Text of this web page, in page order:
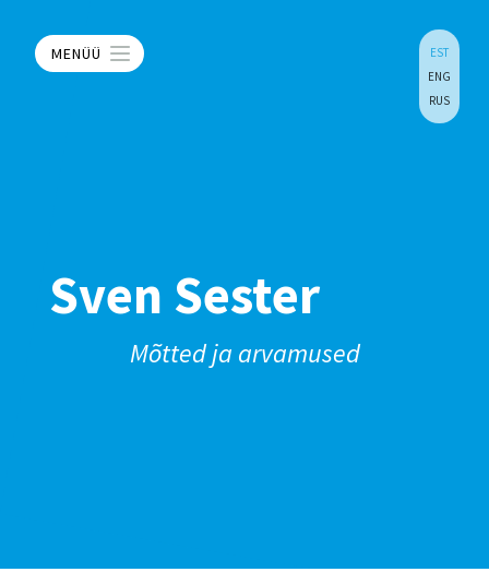
MENÜÜ
EST
ENG
RUS
Sven Sester
Mõtted ja arvamused